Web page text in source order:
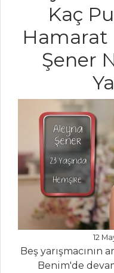
CEVİZLİ VE
FRAMBUAZLI
KEKLER
ŞEFTALİLİ VE
BÖĞÜRTLENLİ
Pasta ve Tatlılar
Tüm Tarifleri
ET YEMEKLERI
Et Schnitzel
KEMİK ÜSTÜ
SEBZELİ DÜLGER
DÜRÜM
Kaç
Hamarat
Şener
12
Beş yarışmacının
Benim'de